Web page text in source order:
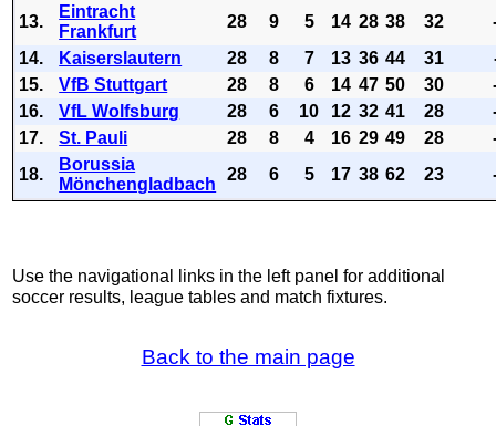
13.
Eintracht
Frankfurt
28 9 5 14 28 38 32
14.
Kaiserslautern 28 8 7 13 36 44 31
15.
VfB Stuttgart 28 8 6 14 47 50 30
16.
VfL Wolfsburg 28 6 10 12 32 41 28
17.
St. Pauli 28 8 4 16 29 49 28
18.
Borussia
Mönchengladbach
28 6 5 17 38 62 23
Use the navigational links in the left panel for additional
soccer results, league tables and match fixtures.
Back to the main page